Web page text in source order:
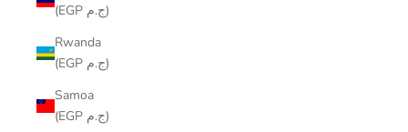
(EGP ج.م)
Rwanda
(EGP ج.م)
Samoa
(EGP ج.م)